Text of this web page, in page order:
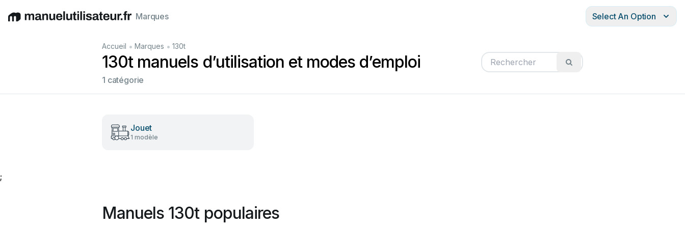
EnglishDeutschEspañolItalianoFrançais
Marques Select An Option
Accueil • Marques • 130t
130t manuels d’utilisation et modes d’emploi
1 catégorie
Jouet
1 modèle
;
Manuels 130t populaires